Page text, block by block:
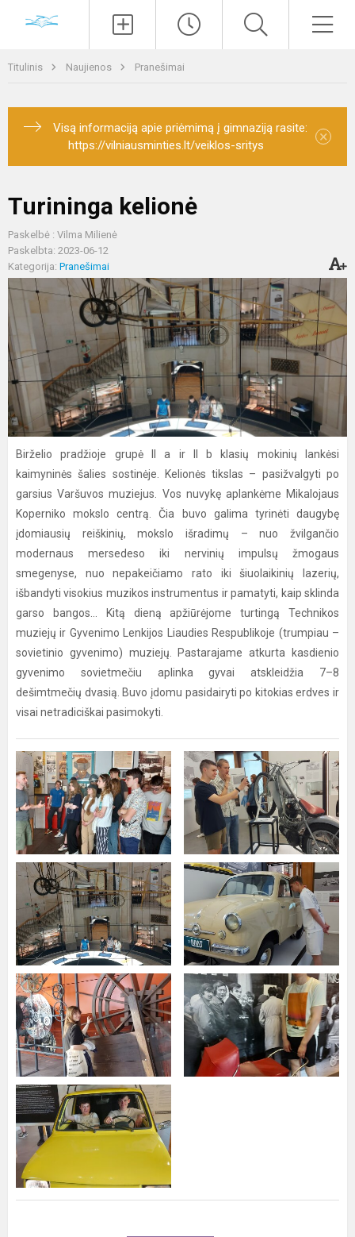
Titulinis Naujienos Pranešimai
Visą informaciją apie priėmimą į gimnaziją rasite:
https://vilniausminties.lt/veiklos-sritys
×
Turininga kelionė
Paskelbė : Vilma Milienė
Paskelbta: 2023-06-12
Kategorija: Pranešimai
Birželio pradžioje grupė II a ir II b klasių mokinių lankėsi
kaimyninės šalies sostinėje. Kelionės tikslas – pasižvalgyti po
garsius Varšuvos muziejus. Vos nuvykę aplankėme Mikalojaus
Koperniko mokslo centrą. Čia buvo galima tyrinėti daugybę
įdomiausių reiškinių, mokslo išradimų – nuo žvilgančio
modernaus mersedeso iki nervinių impulsų žmogaus
smegenyse, nuo nepakeičiamo rato iki šiuolaikinių lazerių,
išbandyti visokius muzikos instrumentus ir pamatyti, kaip sklinda
garso bangos... Kitą dieną apžiūrėjome turtingą Technikos
muziejų ir Gyvenimo Lenkijos Liaudies Respublikoje (trumpiau –
sovietinio gyvenimo) muziejų. Pastarajame atkurta kasdienio
gyvenimo sovietmečiu aplinka gyvai atskleidžia 7–8
dešimtmečių dvasią. Buvo įdomu pasidairyti po kitokias erdves ir
visai netradiciškai pasimokyti.